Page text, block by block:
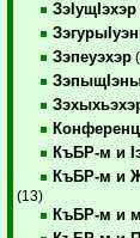
ЗэIущIэхэр
Зэпеуэхэр
КъБР-м и
КъБР-м и
(13)
КъБР-м и